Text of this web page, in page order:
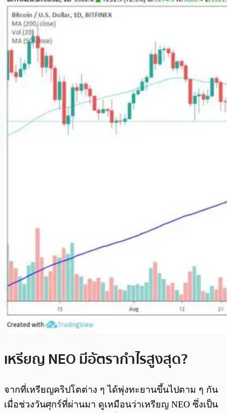
เหรียญ​ NEO มีอัตรากำไรสูงสุด?
จากที่เหรียญคริปโตต่าง ๆ ได้พุ่งทะยานขึ้นไปตาม ๆ กัน
เมื่อช่วงวันศุกร์ที่ผ่านมา ดูเหมือนว่าเหรียญ NEO ซึ่งเป็น